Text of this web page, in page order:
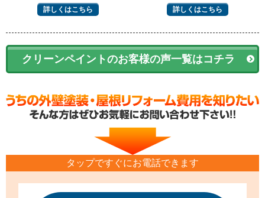
詳しくはこちら
詳しくはこちら
クリーンペイントのお客様の声一覧はコチラ
タップですぐにお電話できます